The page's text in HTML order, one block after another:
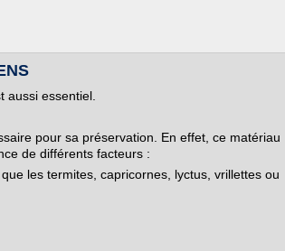
aussi essentiel.
pour sa préservation. En effet, ce matériau
de différents facteurs :
les termites, capricornes, lyctus, vrillettes ou